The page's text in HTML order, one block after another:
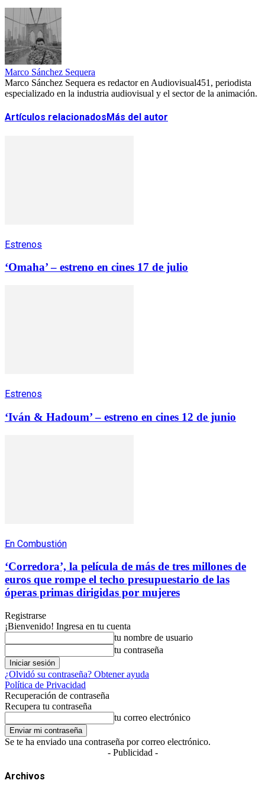
Marco Sánchez Sequera
Marco Sánchez Sequera es redactor en Audiovisual451, periodista
especializado en la industria audiovisual y el sector de la animación.
Artículos relacionados Más del autor
Estrenos
‘Omaha’ – estreno en cines 17 de julio
Estrenos
‘Iván & Hadoum’ – estreno en cines 12 de junio
En Combustión
‘Corredora’, la película de más de tres millones de
euros que rompe el techo presupuestario de las
óperas primas dirigidas por mujeres
Registrarse
¡Bienvenido! Ingresa en tu cuenta
tu nombre de usuario
tu contraseña
¿Olvidó su contraseña? Obtener ayuda
Política de Privacidad
Recuperación de contraseña
Recupera tu contraseña
tu correo electrónico
Se te ha enviado una contraseña por correo electrónico.
- Publicidad -
Archivos